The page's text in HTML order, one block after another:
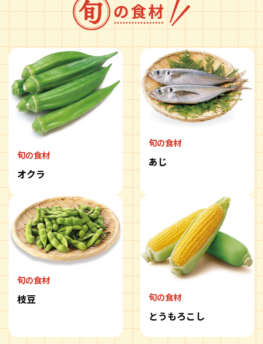
旬の食材
オクラ
旬の食材
あじ
旬の食材
枝豆 旬の食材
とうもろこし